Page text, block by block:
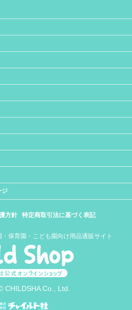
ジ
方針 特定商取引法に基づく表記
保育園・こども園向け用品通販サイト
CHILDSHA Co., Ltd.